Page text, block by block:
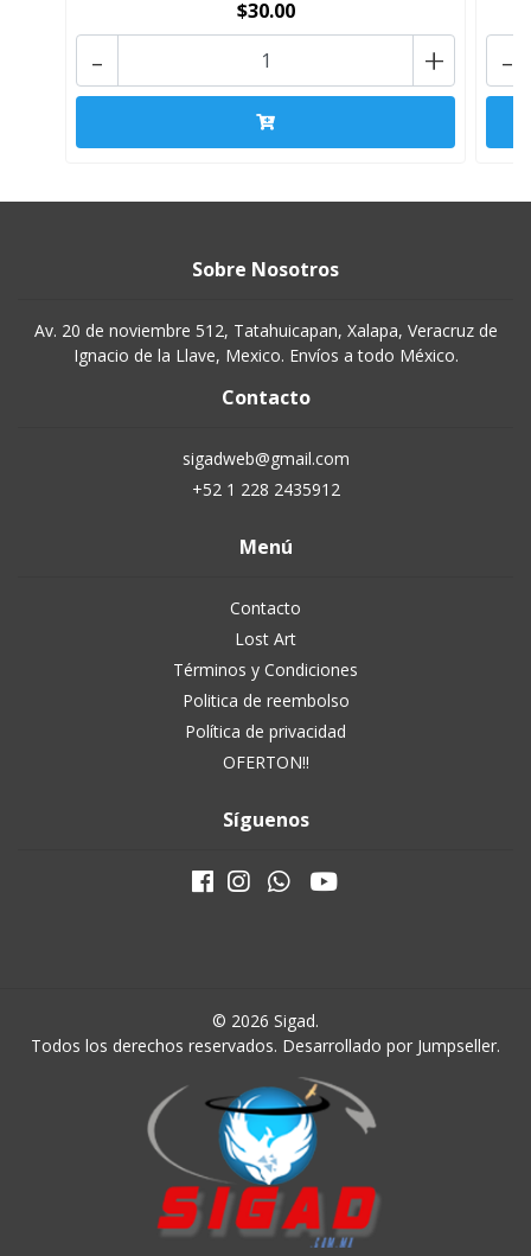
$30.00
+
- -
Sobre Nosotros
Av. 20 de noviembre 512, Tatahuicapan, Xalapa, Veracruz de
Ignacio de la Llave, Mexico. Envíos a todo México.
Contacto
sigadweb@gmail.com
+52 1 228 2435912
Menú
Contacto
Lost Art
Términos y Condiciones
Politica de reembolso
Política de privacidad
OFERTON!!
Síguenos
© 2026 Sigad.
Todos los derechos reservados. Desarrollado por Jumpseller.